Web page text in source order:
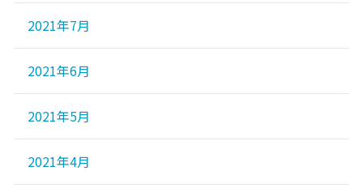
2021年7月
2021年6月
2021年5月
2021年4月